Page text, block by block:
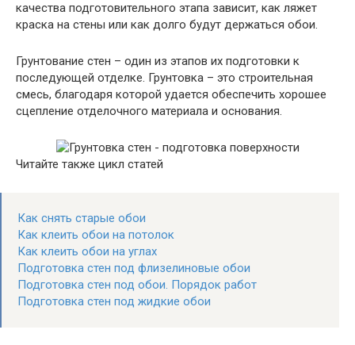
качества подготовительного этапа зависит, как ляжет
краска на стены или как долго будут держаться обои.
Грунтование стен – один из этапов их подготовки к
последующей отделке. Грунтовка – это строительная
смесь, благодаря которой удается обеспечить хорошее
сцепление отделочного материала и основания.
Читайте также цикл статей
Как снять старые обои
Как клеить обои на потолок
Как клеить обои на углах
Подготовка стен под флизелиновые обои
Подготовка стен под обои. Порядок работ
Подготовка стен под жидкие обои